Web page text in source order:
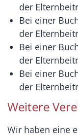
der
Bei einer
der
Bei einer
der
Bei einer
der
Weitere
Wir haben eine